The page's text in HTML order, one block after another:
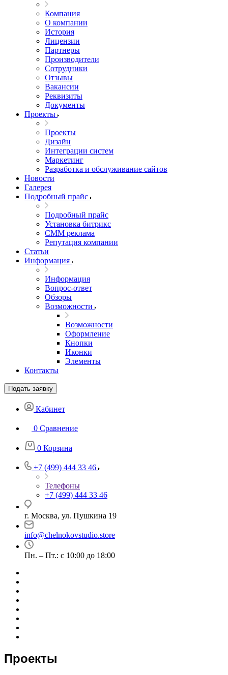
Компания
О компании
История
Лицензии
Партнеры
Производители
Сотрудники
Отзывы
Вакансии
Реквизиты
Документы
Проекты
Проекты
Дизайн
Интеграции систем
Маркетинг
Разработка и обслуживание сайтов
Новости
Галерея
Подробный прайс
Подробный прайс
Установка битрикс
CMM реклама
Репутация компании
Статьи
Информация
Информация
Вопрос-ответ
Обзоры
Возможности
Возможности
Оформление
Кнопки
Иконки
Элементы
Контакты
Подать заявку
Кабинет
0 Сравнение
0 Корзина
+7 (499) 444 33 46
Телефоны
+7 (499) 444 33 46
г. Москва, ул. Пушкина 19
info@chelnokovstudio.store
Пн. – Пт.: с 10:00 до 18:00
Проекты